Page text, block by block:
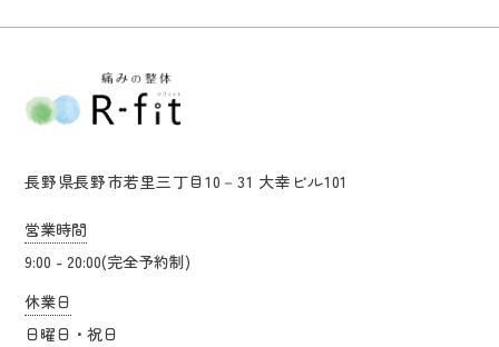
長野県長野市若里三丁目10－31 大幸ビル101
営業時間
9:00 - 20:00(完全予約制)
休業日
日曜日・祝日